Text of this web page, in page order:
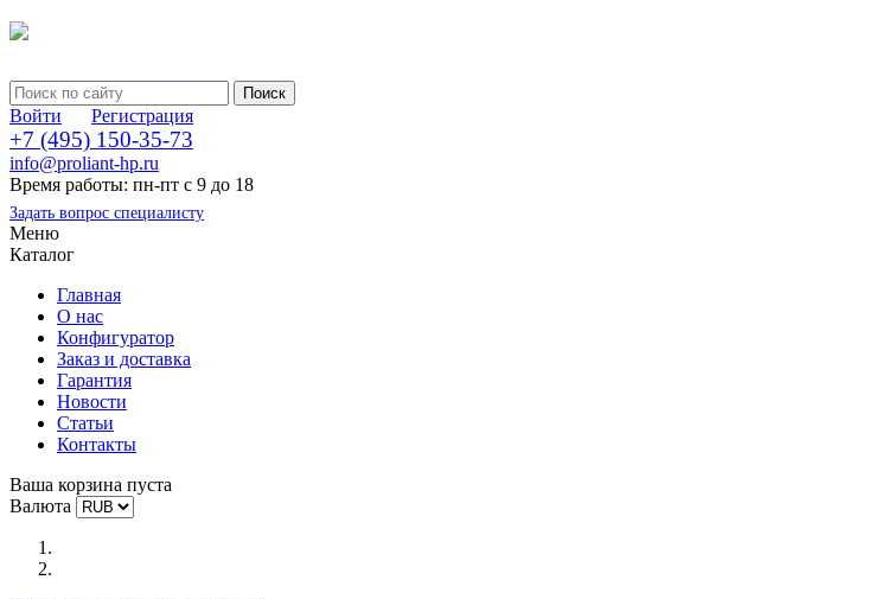
Войти Регистрация
+7 (495) 150-35-73
info@proliant-hp.ru
Время работы: пн-пт с 9 до 18
Задать вопрос специалисту
Меню
Каталог
Главная
О нас
Конфигуратор
Заказ и доставка
Гарантия
Новости
Статьи
Контакты
Ваша корзина пуста
Валюта